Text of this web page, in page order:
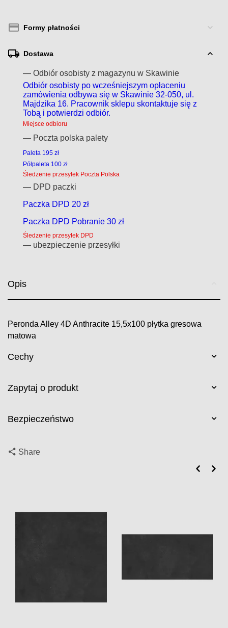
Formy płatności
Dostawa
— Odbiór osobisty z magazynu w Skawinie
Odbiór osobisty po wcześniejszym opłaceniu
zamówienia odbywa się w Skawinie 32-050, ul.
Majdzika 16. Pracownik sklepu skontaktuje się z
Tobą i potwierdzi odbiór.
Miejsce odbioru
— Poczta polska palety
Paleta 195 zł
Półpaleta 100 zł
Śledzenie przesyłek Poczta Polska
— DPD paczki
Paczka DPD 20 zł
Paczka DPD Pobranie 30 zł
Śledzenie przesyłek DPD
— ubezpieczenie przesyłki
Opis
Peronda Alley 4D Anthracite 15,5x100 płytka gresowa
matowa
Cechy
Zapytaj o produkt
Bezpieczeństwo
Share